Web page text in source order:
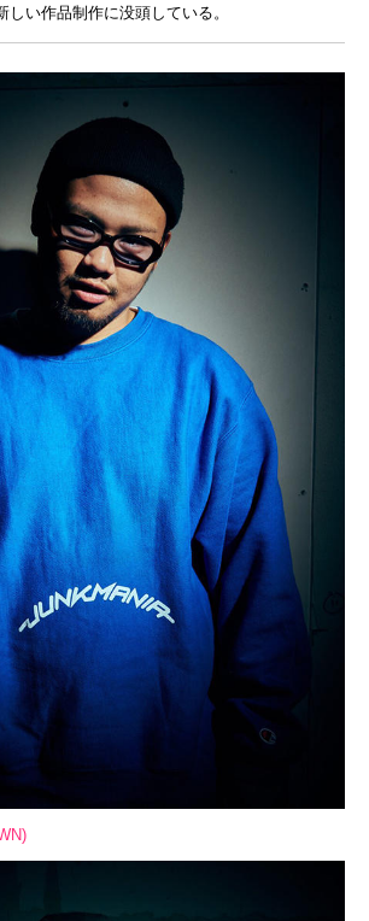
い作品制作に没頭している。
)